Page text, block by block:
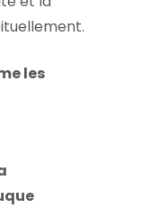
les